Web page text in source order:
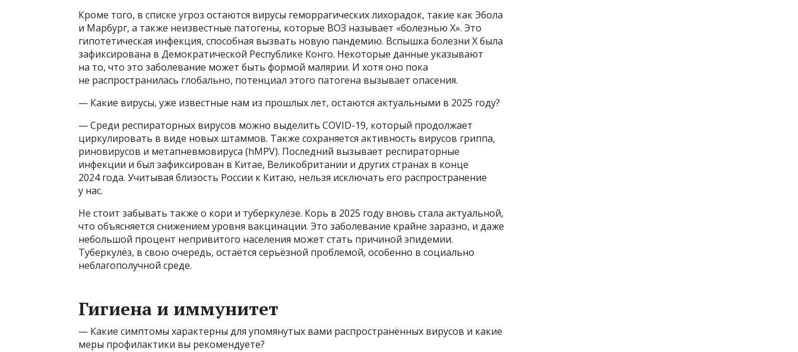
Кроме того, в списке угроз остаются вирусы геморрагических лихорадок, такие как Эбола
и Марбург, а также неизвестные патогены, которые ВОЗ называет «болезнью X». Это
гипотетическая инфекция, способная вызвать новую пандемию. Вспышка болезни X была
зафиксирована в Демократической Республике Конго. Некоторые данные указывают
на то, что это заболевание может быть формой малярии. И хотя оно пока
не распространилась глобально, потенциал этого патогена вызывает опасения.
— Какие вирусы, уже известные нам из прошлых лет, остаются актуальными в 2025 году?
— Среди респираторных вирусов можно выделить COVID-19, который продолжает
циркулировать в виде новых штаммов. Также сохраняется активность вирусов гриппа,
риновирусов и метапневмовируса (hMPV). Последний вызывает респираторные
инфекции и был зафиксирован в Китае, Великобритании и других странах в конце
2024 года. Учитывая близость России к Китаю, нельзя исключать его распространение
у нас.
Не стоит забывать также о кори и туберкулёзе. Корь в 2025 году вновь стала актуальной,
что объясняется снижением уровня вакцинации. Это заболевание крайне заразно, и даже
небольшой процент непривитого населения может стать причиной эпидемии.
Туберкулёз, в свою очередь, остаётся серьёзной проблемой, особенно в социально
неблагополучной среде.
Гигиена и иммунитет
— Какие симптомы характерны для упомянутых вами распространённых вирусов и какие
меры профилактики вы рекомендуете?